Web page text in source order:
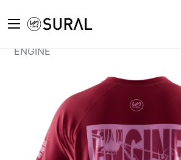
Todos los productos
ENGINE